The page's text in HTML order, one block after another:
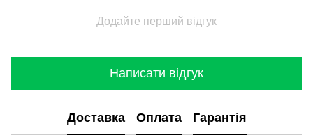
Додайте перший відгук
Написати відгук
Доставка Оплата Гарантія